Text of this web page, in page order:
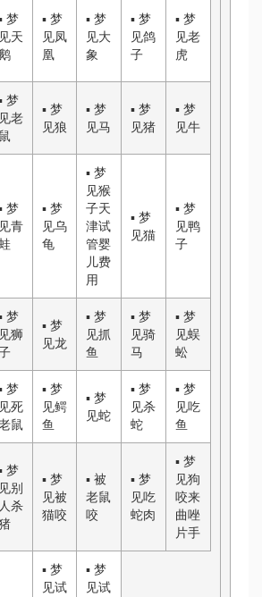
梦
见天
▪ 梦
见凤
凰
▪ 梦
见大
象
▪ 梦
见鸽
子
▪ 梦
见老
虎
梦
见老
鼠
▪ 梦
见狼
▪ 梦
见马
▪ 梦
见猪
▪ 梦
见牛
梦
见青
▪ 梦
见乌
龟
▪ 梦
见猴
子天
津试
管婴
儿费
用
▪ 梦
见猫
▪ 梦
见鸭
子
梦
见狮
▪ 梦
见龙
▪ 梦
见抓
鱼
▪ 梦
见骑
马
▪ 梦
见蜈
蚣
梦
见死
鼠
▪ 梦
见鳄
鱼
▪ 梦
见蛇
▪ 梦
见杀
蛇
▪ 梦
见吃
鱼
梦
见别
人杀
▪ 梦
见被
猫咬
▪ 被
老鼠
咬
▪ 梦
见吃
蛇肉
▪ 梦
见狗
咬来
曲唑
片手
▪ 梦
见试
▪ 梦
见试